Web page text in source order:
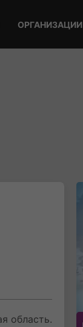
ОРГАНИЗАЦИИ
область.